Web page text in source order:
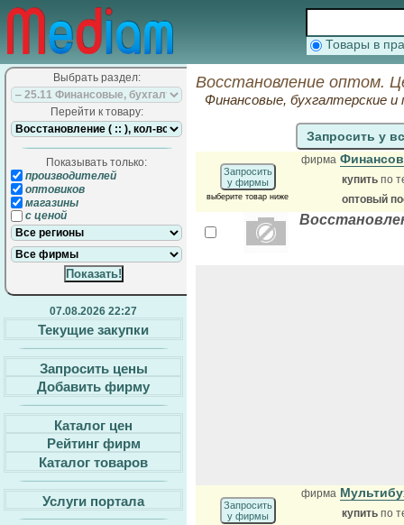
Товары в
Выбрать раздел:
Перейти к товару:
Показывать только:
производителей
оптовиков
магазины
с ценой
07.08.2026 22:27
Текущие закупки
Запросить цены
Добавить фирму
Каталог цен
Рейтинг фирм
Каталог товаров
Услуги портала
Восстановление оптом.
Финансовые, бухгалтерские
Запросить у
Запросить
у фирмы
выберите товар ниже
фирма
купить по
оптовый
Запросить
у фирмы
фирма
купить по